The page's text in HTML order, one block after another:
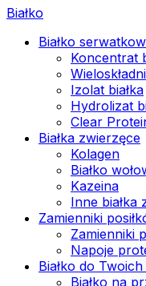
Białko
Białko
Koncentrat
Izolat białka
Hydrolizat
Clear
Białka zwierzęce
Kolagen
Białko
Kazeina
Inne białka
Zamienniki
Zamienniki
Napoje
Białko do Twoich
Białko na